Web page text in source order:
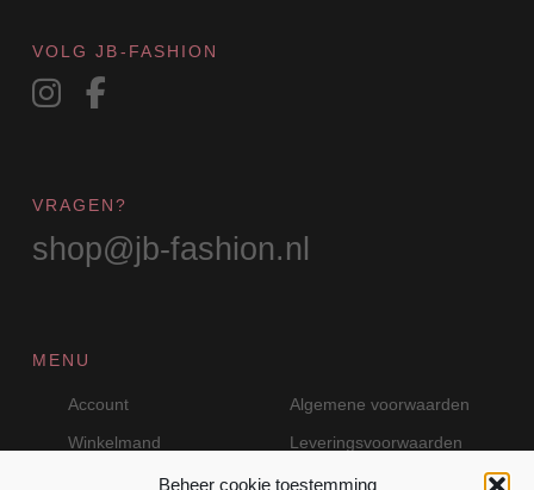
Beheer cookie toestemming
VOLG JB-FASHION
VRAGEN?
shop@jb-fashion.nl
MENU
Account
Algemene voorwaarden
Winkelmand
Leveringsvoorwaarden